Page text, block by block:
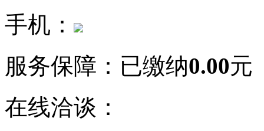
手机：
服务保障： 已缴纳0.00元
在线洽谈：